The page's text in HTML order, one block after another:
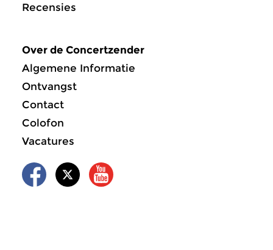
Recensies
Over de Concertzender
Algemene Informatie
Ontvangst
Contact
Colofon
Vacatures